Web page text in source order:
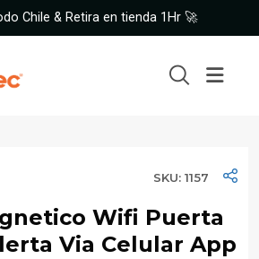
Chile & Retira en tienda 1Hr 🚀
SKU: 1157
Wifi Puerta
Via Celular App